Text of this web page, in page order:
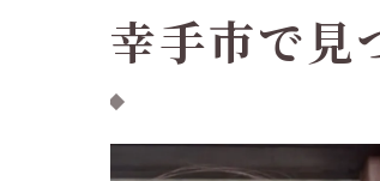
幸手市で見